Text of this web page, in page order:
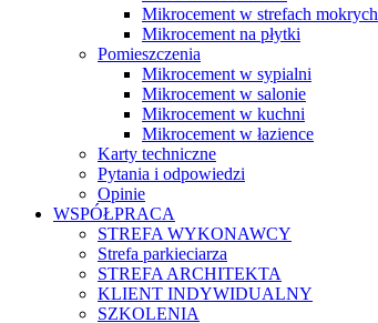
Mikrocement w strefach mokrych
Mikrocement na płytki
Pomieszczenia
Mikrocement w sypialni
Mikrocement w salonie
Mikrocement w kuchni
Mikrocement w łazience
Karty techniczne
Pytania i odpowiedzi
Opinie
WSPÓŁPRACA
STREFA WYKONAWCY
Strefa parkieciarza
STREFA ARCHITEKTA
KLIENT INDYWIDUALNY
SZKOLENIA